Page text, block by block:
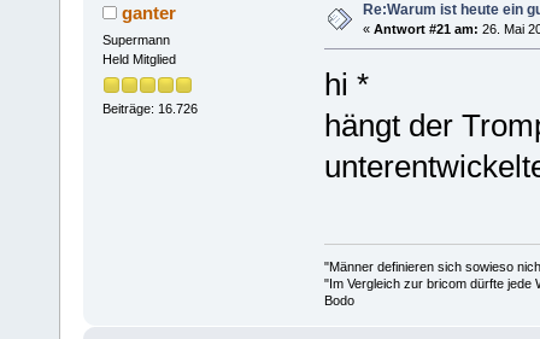
ganter
Supermann
Held Mitglied
Beiträge: 16.726
Re:Warum ist heute ein
« Antwort #21 am: 26. Mai
hi *
hängt der
"Männer definieren sich sowieso
"Im Vergleich zur bricom dürfte jede
Bodo